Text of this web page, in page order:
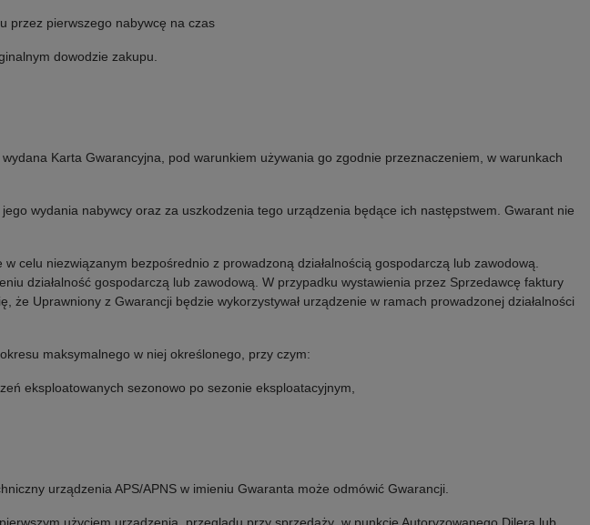
przez pierwszego nabywcę na czas
dowodzie zakupu.
Karta Gwarancyjna, pod warunkiem używania go zgodnie przeznaczeniem, w warunkach
wydania nabywcy oraz za uszkodzenia tego urządzenia będące ich następstwem. Gwarant nie
celu niezwiązanym bezpośrednio z prowadzoną działalnością gospodarczą lub zawodową.
działalność gospodarczą lub zawodową. W przypadku wystawienia przez Sprzedawcę faktury
Uprawniony z Gwarancji będzie wykorzystywał urządzenie w ramach prowadzonej działalności
maksymalnego w niej określonego, przy czym:
eksploatowanych sezonowo po sezonie eksploatacyjnym,
urządzenia APS/APNS w imieniu Gwaranta może odmówić Gwarancji.